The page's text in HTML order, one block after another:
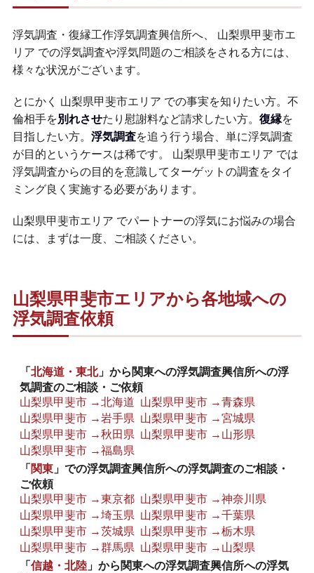
浮気調査・復縁工作浮気調査興信所へ、 山梨県甲斐市エ
リア での浮気調査や浮気問題のご相談をされる方には、
様々な状況がございます。
とにかく 山梨県甲斐市エリア での事実を知りたい方。不
倫相手を別れさせたり慰謝料など請求したい方。 復縁を
目指したい方。 浮気調査を追う行う場合、単に浮気調査
が目的というケースは稀です。 山梨県甲斐市エリア では
浮気調査からの目的を意識してターゲットの調査をタイ
ミング良く実施する必要があります。
山梨県甲斐市エリア でパートナーの浮気にお悩みの場合
には、まずは一度、ご相談ください。
山梨県甲斐市エリアから各地域への
浮気調査依頼
「北海道・東北」から関東への浮気調査興信所への浮
気調査のご相談・ご依頼
山梨県甲斐市 →北海道 山梨県甲斐市 →青森県
山梨県甲斐市 →岩手県 山梨県甲斐市 →宮城県
山梨県甲斐市 →秋田県 山梨県甲斐市 →山形県
山梨県甲斐市 →福島県
「関東 」での浮気調査興信所への浮気調査のご相談・
ご依頼
山梨県甲斐市 →東京都 山梨県甲斐市 →神奈川県
山梨県甲斐市 →埼玉県 山梨県甲斐市 →千葉県
山梨県甲斐市 →茨城県 山梨県甲斐市 →栃木県
山梨県甲斐市 →群馬県 山梨県甲斐市 →山梨県
「信越・北陸 」から関東への浮気調査興信所への浮気